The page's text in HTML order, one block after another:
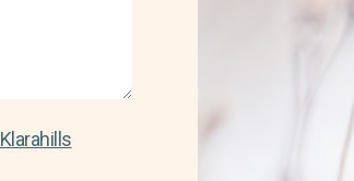
Klarahills